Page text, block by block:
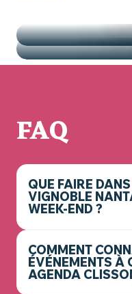
FAQ
QUE FAIRE
VIGNOBLE
WEEK-END ?
COMMENT
ÉVÉNEMENTS À
AGENDA